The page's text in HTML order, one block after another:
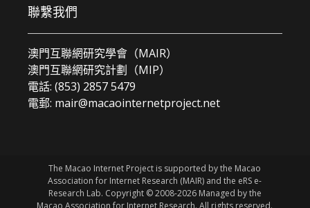
聯繫我們
澳門互聯網研究學會（MAIR）
澳門互聯網研究計劃（MIP）
電話: (853) 2857 5479
電郵: mair@macaointernetproject.net
The Macao Internet Project is supported by the Macao
Association for Internet Research (MAIR) and the eRS e-
Research Lab. Copyright © 2008-2026 Managed by the
Macao Association for Internet Research. All rights reserved.